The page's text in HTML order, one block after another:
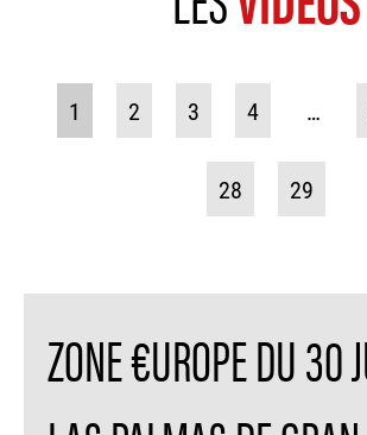
1 2 3 4 …
28 29
ZONE €UROPE DU 30